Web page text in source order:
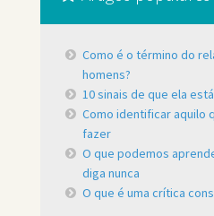
Como é o término do
homens?
10 sinais de que ela
Como identificar aquilo
fazer
O que podemos
diga nunca
O que é uma crítica